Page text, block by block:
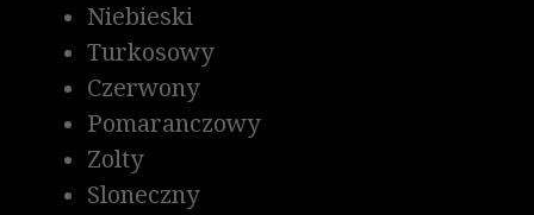
Niebieski
Turkosowy
Czerwony
Pomaranczowy
Zolty
Sloneczny